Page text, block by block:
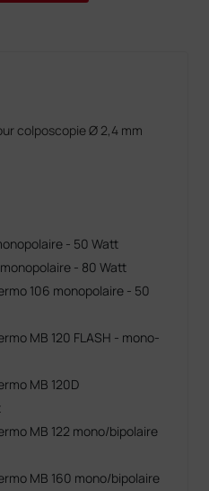
colposcopie Ø 2,4 mm
- 50 Watt
- 80 Watt
106 monopolaire - 50
MB 120 FLASH - mono-
MB 120D
MB 122 mono/bipolaire
MB 160 mono/bipolaire